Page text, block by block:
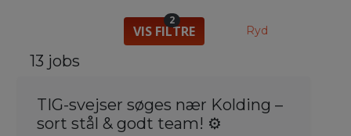
VIS FILTRE
2
Ryd
13 jobs
TIG-svejser søges nær Kolding –
sort stål & godt team! ⚙️